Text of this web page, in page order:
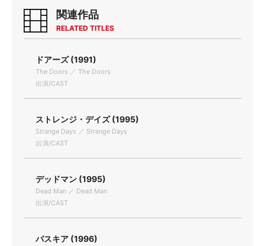
関連作品
RELATED TITLES
ドアーズ (1991)
The Doors ／ The Doors
出演/CAST
ストレンジ・デイズ (1995)
Strange Days ／ Strange Days
出演/CAST
デッドマン (1995)
Dead Man ／ Dead Man
出演/CAST
バスキア (1996)